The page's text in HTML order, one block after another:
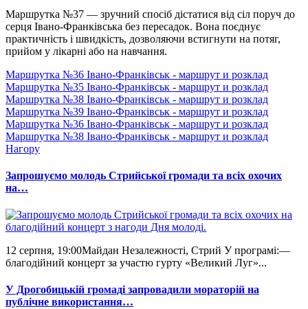
Маршрутка №37 — зручний спосіб дістатися від сіл поруч до
серця Івано-Франківська без пересадок. Вона поєднує
практичність і швидкість, дозволяючи встигнути на потяг,
прийом у лікарні або на навчання.
Маршрутка №36 Івано-Франківськ - маршрут и розклад
Маршрутка №35 Івано-Франківськ - маршрут и розклад
Маршрутка №38 Івано-Франківськ - маршрут и розклад
Маршрутка №39 Івано-Франківськ - маршрут и розклад
Маршрутка №36 Івано-Франківськ - маршрут и розклад
Маршрутка №38 Івано-Франківськ - маршрут и розклад
Нагору
Запрошуємо молодь Стрийської громади та всіх охочих
на…
12 серпня, 19:00Майдан Незалежності, Стрий У програмі:—
благодійний концерт за участю гурту «Великий Луг»...
У Дрогобицькій громаді запровадили мораторій на
публічне використання…